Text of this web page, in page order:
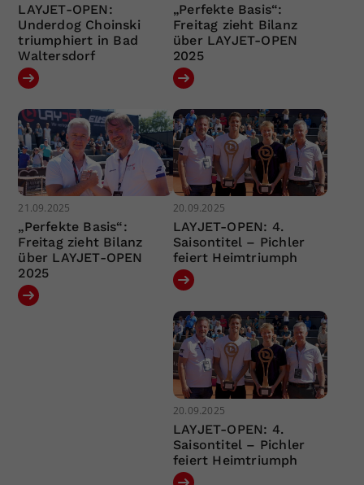
LAYJET-OPEN:
Underdog Choinski
triumphiert in Bad
Waltersdorf
„Perfekte Basis“:
Freitag zieht Bilanz
über LAYJET-OPEN
2025
21.09.2025
„Perfekte Basis“:
Freitag zieht Bilanz
über LAYJET-OPEN
2025
20.09.2025
LAYJET-OPEN: 4.
Saisontitel – Pichler
feiert Heimtriumph
20.09.2025
LAYJET-OPEN: 4.
Saisontitel – Pichler
feiert Heimtriumph